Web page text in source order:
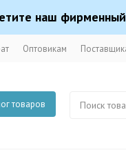
наш
Оптовикам
товаров